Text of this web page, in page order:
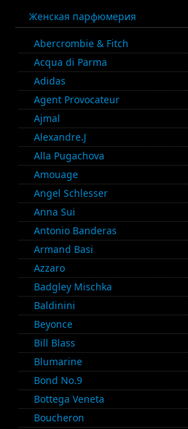
Женская парфюмерия
Abercrombie & Fitch
Acqua di Parma
Adidas
Agent Provocateur
Ajmal
Alexandre.J
Alla Pugachova
Amouage
Angel Schlesser
Anna Sui
Antonio Banderas
Armand Basi
Azzaro
Badgley Mischka
Baldinini
Beyonce
Bill Blass
Blumarine
Bond No.9
Bottega Veneta
Boucheron